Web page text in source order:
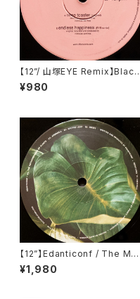
【12”/ 山塚EYE Remix】Black
Dice / Cone Toaster (DFA)
(dfa 2129)
¥980
【12”】Edanticonf / The Met
amorphosis Of Plants (Sile
nt Season) (SSV16)
¥1,980